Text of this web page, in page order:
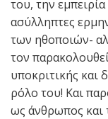
του, την
ασύλληπτες
των ηθοποιών-
τον
υποκριτικής και
ρόλο του! Και
ως άνθρωπος και